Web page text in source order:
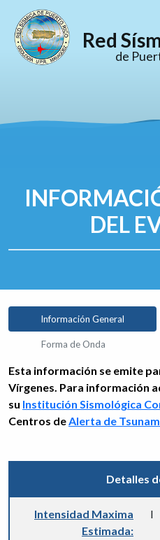
Red
de
DEL
Información General
Forma de Onda
Esta información se emite
Vírgenes. Para información
su Institución Sismológica
Centros deAlerta de
Detalles
Intensidad Maxima
Estimada:
I